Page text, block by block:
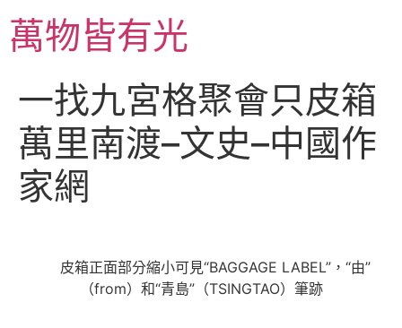
主萬物皆有光
一找九宮格聚會只皮箱
萬里南渡–文史–中國作
家網
皮箱正面部分縮小可見“BAGGAGE LABEL”，“由”
（from）和“青島”（TSINGTAO）筆跡